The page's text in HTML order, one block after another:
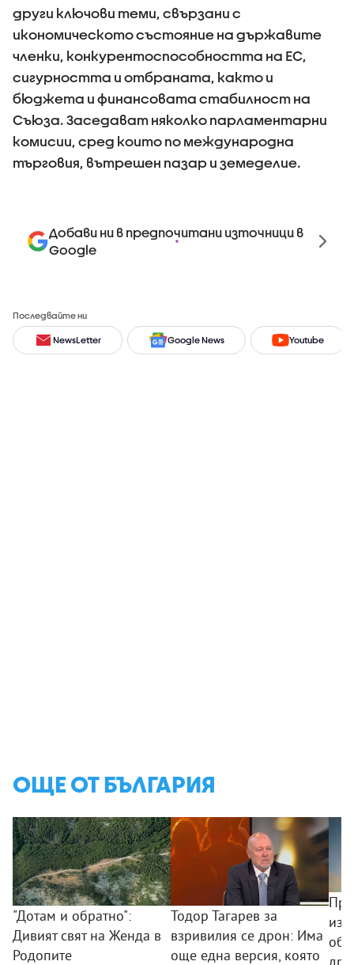
други ключови теми, свързани с
икономическото състояние на държавите
членки, конкурентоспособността на ЕС,
сигурността и отбраната, както и
бюджета и финансовата стабилност на
Съюза. Заседават няколко парламентарни
комисии, сред които по международна
търговия, вътрешен пазар и земеделие.
Добави ни в предпочитани източници в
Google
Последвайте ни
NewsLetter Google News Youtube
ОЩЕ ОТ БЪЛГАРИЯ
"Дотам и обратно":
Дивият свят на Женда в
Родопите
Тодор Тагарев за
взривилия се дрон: Има
още една версия, която